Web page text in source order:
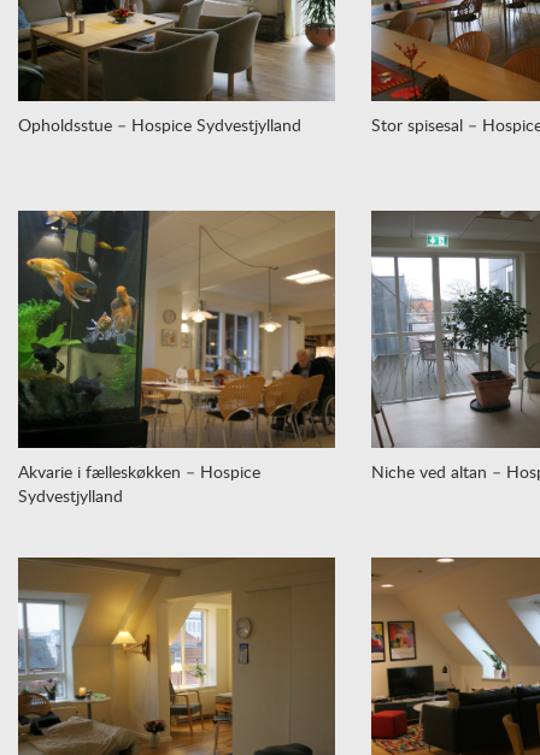
Opholdsstue – Hospice Sydvestjylland Stor spisesal –
Akvarie i fælleskøkken – Hospice
Sydvestjylland
Niche ved altan –